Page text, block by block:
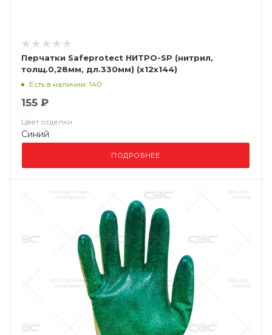
Перчатки Safeprotect НИТРО-SP (нитрил,
толщ.0,28мм, дл.330мм) (х12х144)
Есть в наличии: 140
155 ₽
Цвет отделки
Синий
ПОДРОБНЕЕ